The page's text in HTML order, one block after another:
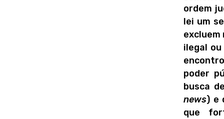
ordem
lei um
excluem
ilegal
poder
busca
news) e
que